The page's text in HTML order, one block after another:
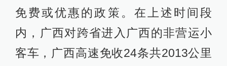
免费或优惠的政策。在上述时间段
内，广西对跨省进入广西的非营运小
客车，广西高速免收24条共2013公里